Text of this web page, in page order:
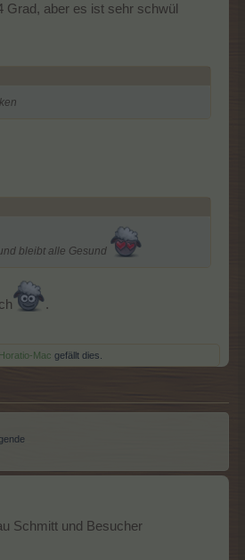
Grad, aber es ist sehr schwül
bleibt alle Gesund
.
Horatio-Mac gefällt dies.
Schmitt und Besucher​